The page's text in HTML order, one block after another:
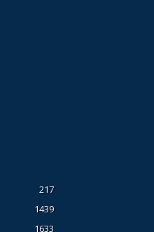
217
1439
1633